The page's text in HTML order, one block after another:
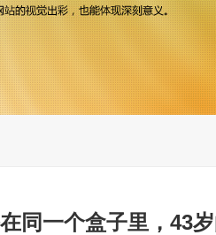
同一个盒子里，43